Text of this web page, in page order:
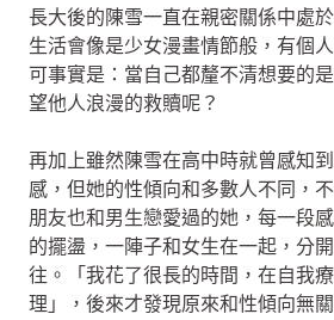
長大後的陳雪一直在親密關係中處
生活會像是少女漫畫情節般，有個
可事實是：當自己都釐不清想要的
望他人浪漫的救贖呢？
再加上雖然陳雪在高中時就曾感知
感，但她的性傾向和多數人不同，
朋友也和男生戀愛過的她，每一段
的擺盪，一陣子和女生在一起，分
往。「我花了很長的時間，在自我
理」，後來才發現原來和性傾向無